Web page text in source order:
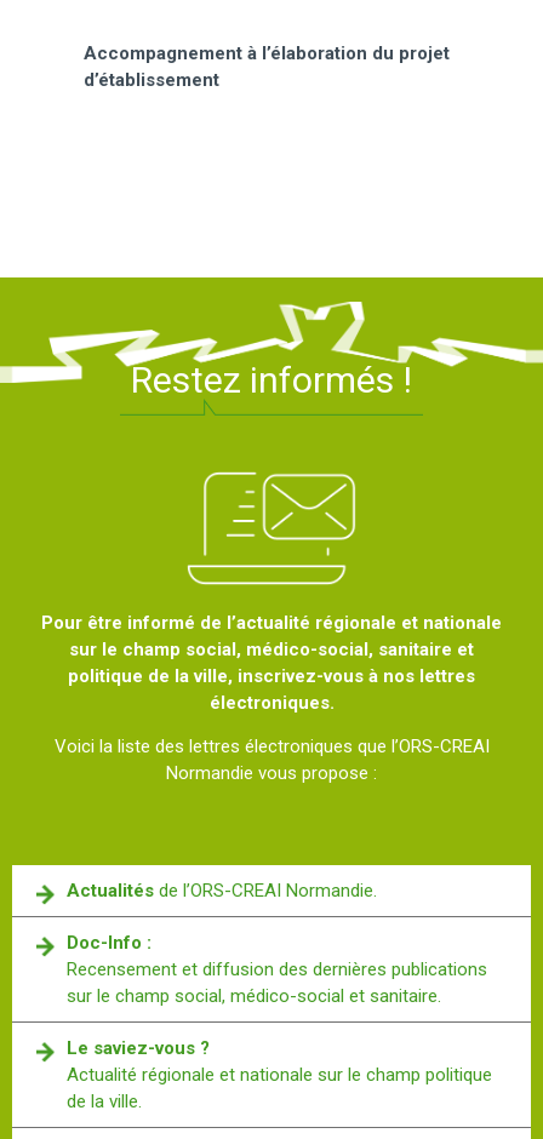
Accompagnement à l’élaboration du projet
d’établissement
Restez informés !
Pour être informé de l’actualité régionale et nationale
sur le champ social, médico-social, sanitaire et
politique de la ville, inscrivez-vous à nos lettres
électroniques.
Voici la liste des lettres électroniques que l’ORS-CREAI
Normandie vous propose :
Actualités de l’ORS-CREAI Normandie.
Doc-Info :
Recensement et diffusion des dernières publications
sur le champ social, médico-social et sanitaire.
Le saviez-vous ?
Actualité régionale et nationale sur le champ politique
de la ville.